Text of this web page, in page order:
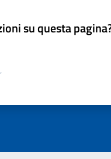
su questa